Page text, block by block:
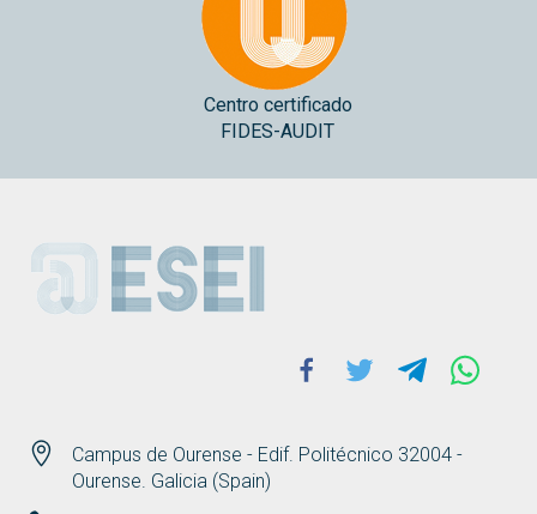
Centro certificado
FIDES-AUDIT
ESEI
Campus de Ourense - Edif. Politécnico 32004 -
Ourense. Galicia (Spain)
Facebook
Twitter Telegram